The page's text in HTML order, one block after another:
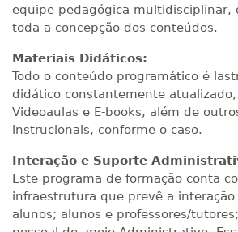
equipe pedagógica multidisciplinar,
toda a concepção dos conteúdos.
Materiais Didáticos:
Todo o conteúdo programático é
didático constantemente
Videoaulas e E-books, além de
instrucionais, conforme o caso.
Interação e Suporte
Este programa de formação conta
infraestrutura que prevê a
alunos; alunos e professores/